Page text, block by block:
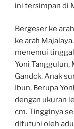
ini tersimpan di
Bergeser ke
ke arah
menemui
Yoni Tanggulun,
Gandok. Anak
Ibun. Berupa
dengan ukuran
cm. Tingginya
ditutupi oleh